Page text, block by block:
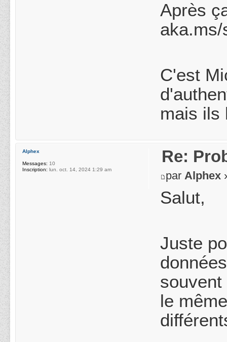
Après
C'est
mais ils
Re:
parAlphex
Salut,
Juste
le
Alphex
Messages: 10
Inscription: lun. oct. 14, 2024 1:29 am